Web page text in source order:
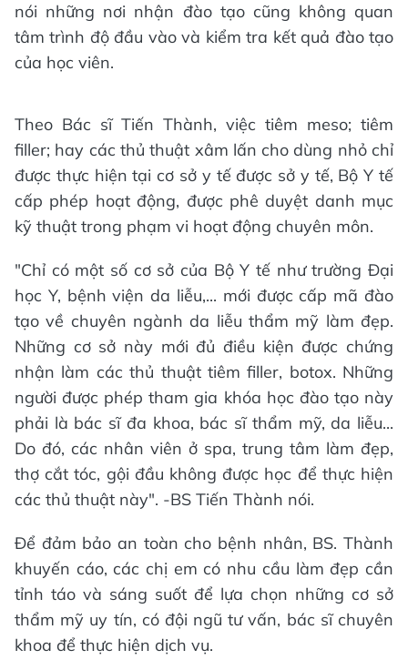
nói những nơi nhận đào tạo cũng không quan
tâm trình độ đầu vào và kiểm tra kết quả đào tạo
của học viên.
Theo Bác sĩ Tiến Thành, việc tiêm meso; tiêm
filler; hay các thủ thuật xâm lấn cho dùng nhỏ chỉ
được thực hiện tại cơ sở y tế được sở y tế, Bộ Y tế
cấp phép hoạt động, được phê duyệt danh mục
kỹ thuật trong phạm vi hoạt động chuyên môn.
"Chỉ có một số cơ sở của Bộ Y tế như trường Đại
học Y, bệnh viện da liễu,... mới được cấp mã đào
tạo về chuyên ngành da liễu thẩm mỹ làm đẹp.
Những cơ sở này mới đủ điều kiện được chứng
nhận làm các thủ thuật tiêm filler, botox. Những
người được phép tham gia khóa học đào tạo này
phải là bác sĩ đa khoa, bác sĩ thẩm mỹ, da liễu...
Do đó, các nhân viên ở spa, trung tâm làm đẹp,
thợ cắt tóc, gội đầu không được học để thực hiện
các thủ thuật này". -BS Tiến Thành nói.
Để đảm bảo an toàn cho bệnh nhân, BS. Thành
khuyến cáo, các chị em có nhu cầu làm đẹp cần
tỉnh táo và sáng suốt để lựa chọn những cơ sở
thẩm mỹ uy tín, có đội ngũ tư vấn, bác sĩ chuyên
khoa để thực hiện dịch vụ.